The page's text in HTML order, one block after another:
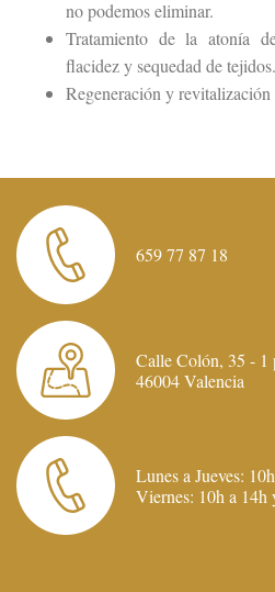
no podemos eliminar.
Tratamiento de la atonía
flacidez y sequedad de tejidos.
Regeneración y
659 77 87 18
Calle Colón, 35 - 1
46004 Valencia
Lunes a Jueves:
Viernes: 10h a 14h